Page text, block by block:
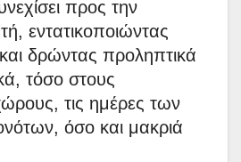
προς την
εντατικοποιώντας
δρώντας προληπτικά
τόσο στους
τις ημέρες των
όσο και μακριά